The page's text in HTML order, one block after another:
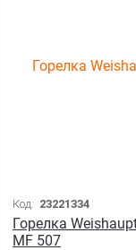
Код: 23221334
Горелка
MF 507